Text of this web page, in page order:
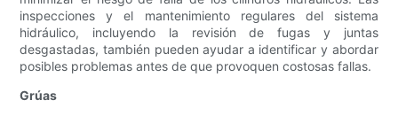
inspecciones y el mantenimiento regulares del sistema
hidráulico, incluyendo la revisión de fugas y juntas
desgastadas, también pueden ayudar a identificar y abordar
posibles problemas antes de que provoquen costosas fallas.
Grúas